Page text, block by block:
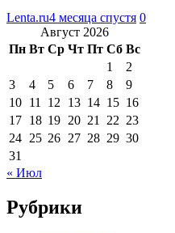
Lenta.ru4 месяца спустя 0
Август 2026
Пн Вт Ср Чт Пт Сб Вс
1
2
3
4 5 6 7 8
9
10 11 12 13 14 15 16
17 18 19 20 21 22 23
24 25 26 27 28 29 30
31
« Июл
Рубрики